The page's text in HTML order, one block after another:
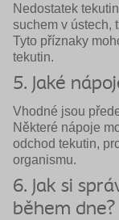
Nedostatek
suchem v ústech,
Tyto příznaky
tekutin.
5. Jaké
Vhodné jsou
Některé nápoje
odchod tekutin,
organismu.
6. Jak si
během dne?